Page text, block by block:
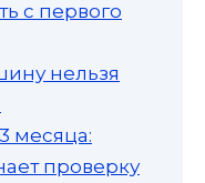
с первого
нельзя
месяца:
проверку